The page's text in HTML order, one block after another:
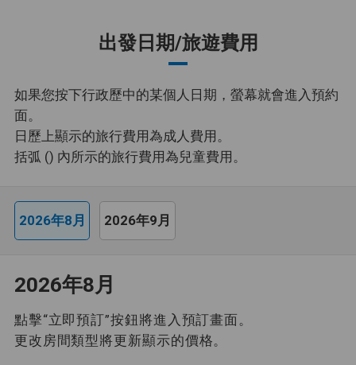
出發日期/旅遊費用
如果您按下行政歷中的某個人日期，螢幕就會進入預約
面。
日歷上顯示的旅行費用為成人費用。
括弧 () 內所示的旅行費用為兒童費用。
2026年8月 2026年9月
2026年8月
點擊“立即預訂”按鈕將進入預訂畫面。
更改房間類型將更新顯示的價格。